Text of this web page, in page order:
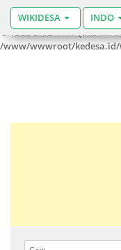
Warning: Use of undefined
'SITECOOKIEPATH' (this
/www/wwwroot/kedesa.id/
WIKIDESA INDO